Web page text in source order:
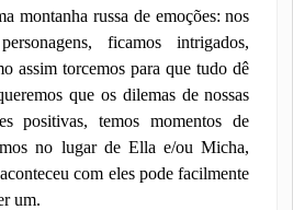
montanha russa de emoções: nos
ficamos intrigados,
assim torcemos para que tudo dê
que os dilemas de nossas
positivas, temos momentos de
no lugar de Ella e/ou Micha,
com eles pode facilmente
um.